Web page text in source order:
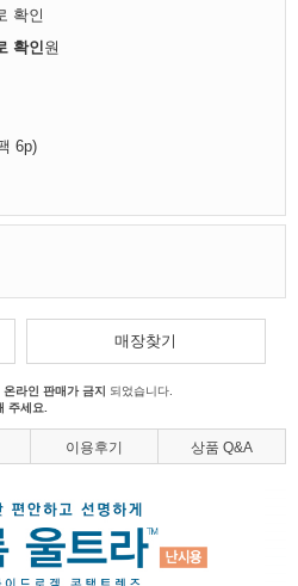
확인
확인원
6p)
매장찾기
온라인 판매가 금지
되었습니다.
주세요.
이용후기 상품 Q&A